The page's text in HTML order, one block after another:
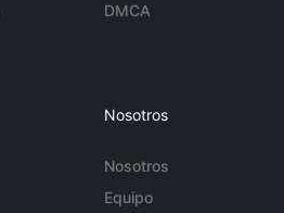
DMCA
Nosotros
Nosotros
Equipo